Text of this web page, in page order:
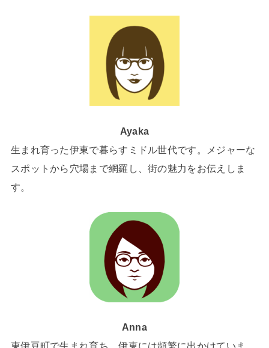
Ayaka
生まれ育った伊東で暮らすミドル世代です。メジャーな
スポットから穴場まで網羅し、街の魅力をお伝えしま
す。
Anna
東伊豆町で生まれ育ち、伊東には頻繁に出かけていま